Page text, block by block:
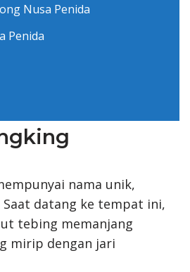
Nusa Penida
Penida
nama unik,
datang ke tempat ini,
tebing memanjang
mirip dengan jari